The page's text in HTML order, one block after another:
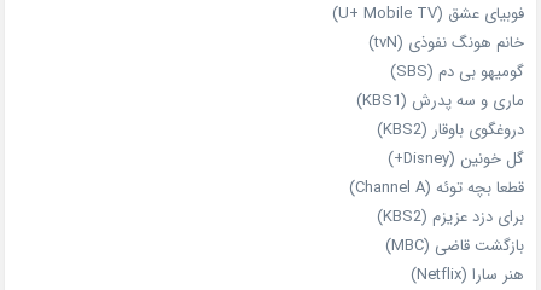
فوبیای عشق (U+ Mobile TV)
خانم هونگ نفوذی (tvN)
گومیهو بی دم (SBS)
ماری و سه پدرش (KBS1)
دروغگوی باوقار (KBS2)
گل خونین (Disney+)
قطعا بچه توئه (Channel A)
برای دزد عزیزم (KBS2)
بازگشت قاضی (MBC)
هنر سارا (Netflix)